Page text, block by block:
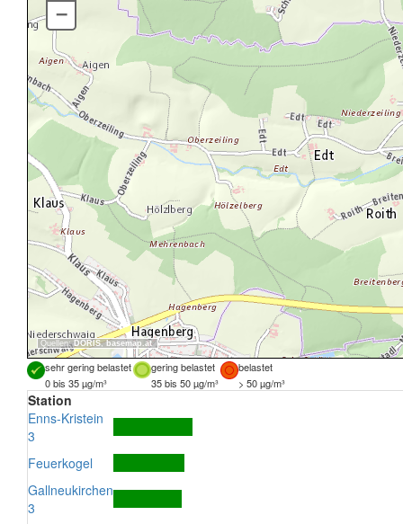
Quellen: DORIS,basemap.at
–
sehr gering belastet gering belastet
belastet
0 bis 35 µg/m³
35 bis 50 µg/m³ > 50 µg/m³
Station
Enns-Kristein
3
Feuerkogel
Gallneukirchen
3